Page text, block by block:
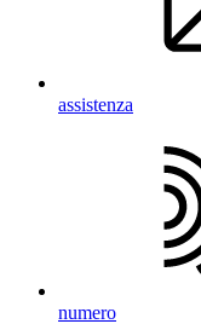
assistenza
numero